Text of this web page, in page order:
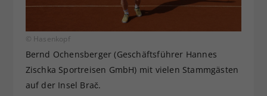
© Hasenkopf
Bernd Ochensberger (Geschäftsführer Hannes
Zischka Sportreisen GmbH) mit vielen Stammgästen
auf der Insel Brač.